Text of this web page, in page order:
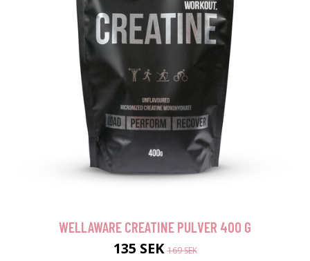
WELLAWARE CREATINE PULVER 400 G
135 SEK169 SEK